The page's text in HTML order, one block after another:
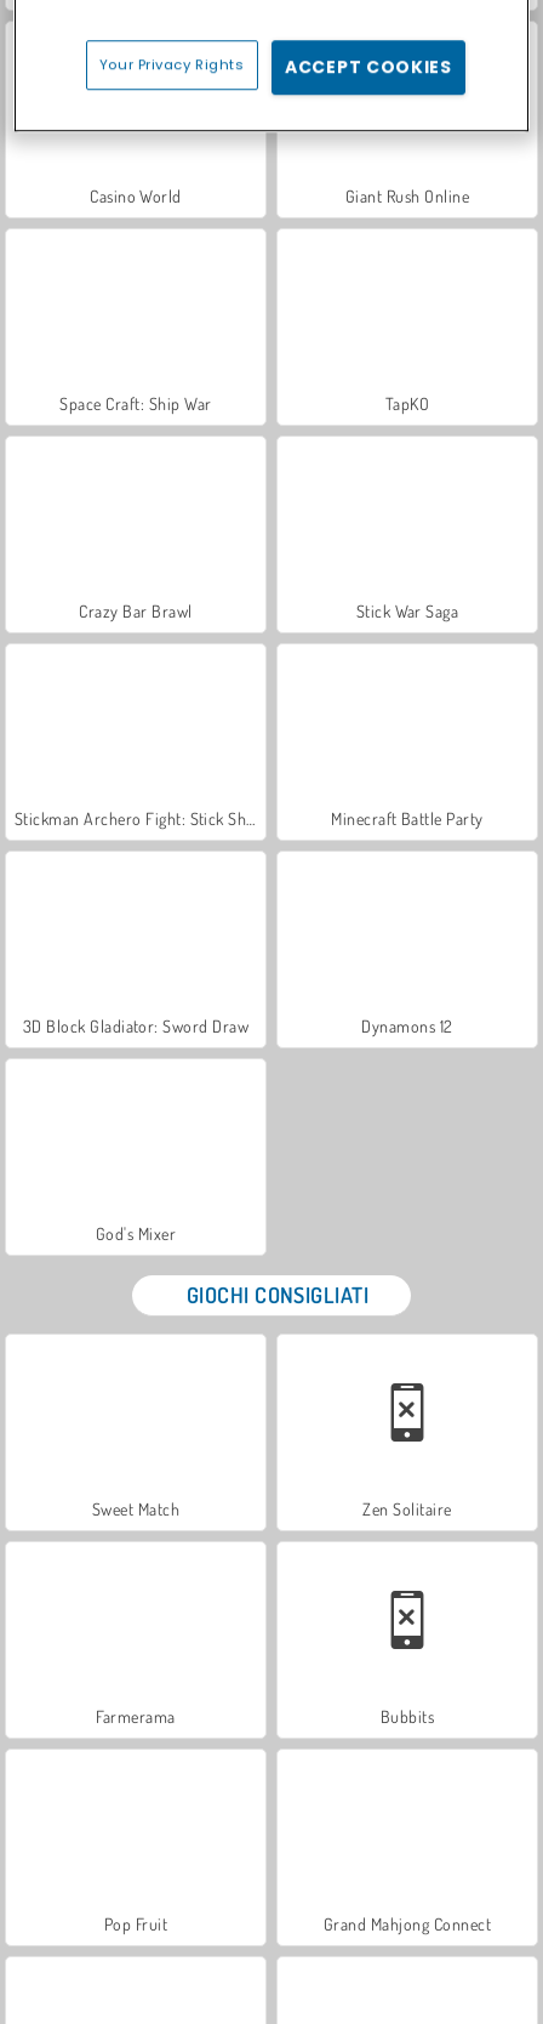
Casino World Giant Rush Online
Space Craft: Ship War TapKO
Crazy Bar Brawl Stick War Saga
Minecraft Battle Party
3D Block Gladiator: Sword Draw Dynamons 12
God's Mixer
GIOCHI CONSIGLIATI
Sweet Match Zen Solitaire
Farmerama Bubbits
Pop Fruit Grand Mahjong Connect
Your Privacy Rights ACCEPT COOKIES